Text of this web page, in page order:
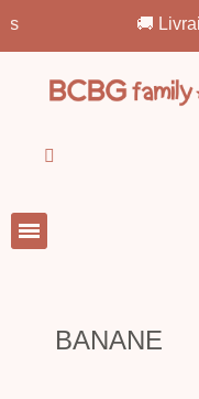
🚚 Livraison
BANANE